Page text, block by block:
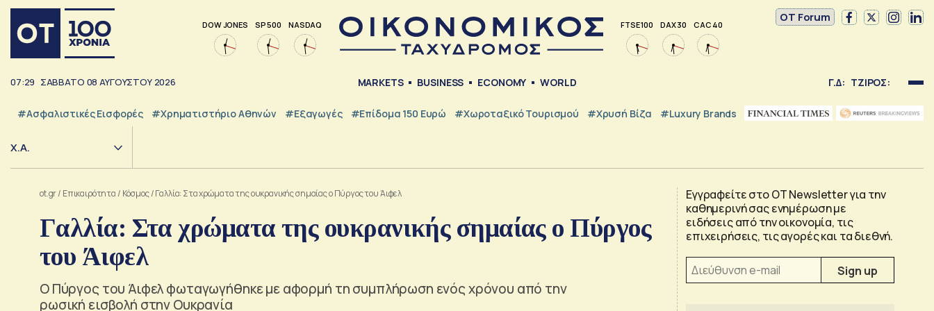
DOW JONES SP 500 NASDAQ FTSE 100 DAX 30 CAC 40
OT Forum
07:29 ΣΑΒΒΑΤΟ 08 ΑΥΓΟΥΣΤΟΥ 2026 MARKETS BUSINESS ECONOMY WORLD Γ.Δ: ΤΖΙΡΟΣ:
#Ασφαλιστικές Εισφορές #Χρηματιστήριο Αθηνών #εξαγωγές #Επίδομα 150 Ευρώ #Χωροταξικό Τουρισμού #Χρυσή Βίζα #luxury Brands
Χ.Α.
ot.gr/ Επικαιρότητα / Κόσμος/Γαλλία: Στα χρώματα της ουκρανικής σημαίας ο Πύργος του Άιφελ
Γαλλία: Στα χρώματα της ουκρανικής σημαίας ο Πύργος
του Άιφελ
Ο Πύργος του Άιφελ φωταγωγήθηκε με αφορμή τη συμπλήρωση ενός χρόνου από την
ρωσική εισβολή στην Ουκρανία
Εγγραφείτε στο OT Newsletter για την
καθημερινή σας ενημέρωση με
ειδήσεις από την οικονομία, τις
επιχειρήσεις, τις αγορές και τα διεθνή.